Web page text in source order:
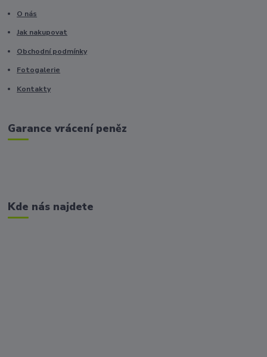
O nás
Jak nakupovat
Obchodní podmínky
Fotogalerie
Kontakty
Garance vrácení peněz
Kde nás najdete